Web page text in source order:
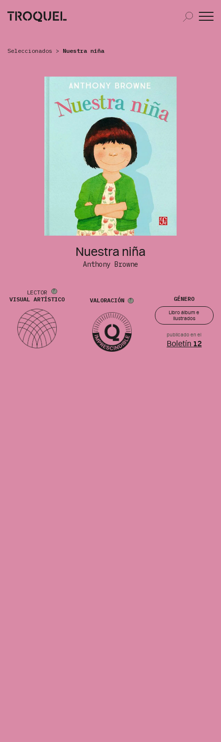
Seleccionados > Nuestra niña
Nuestra niña
Anthony Browne
LECTOR
VISUAL ARTÍSTICO
VALORACIÓN GÉNERO
Libro álbum e
ilustrados
publicado en el
Boletín 12